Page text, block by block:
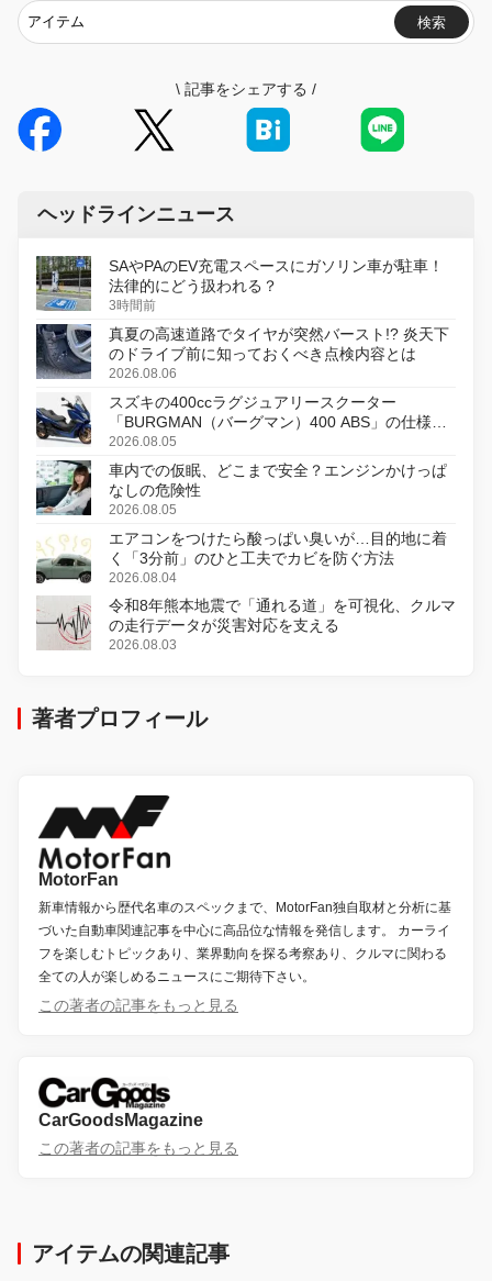
検索
\ 記事をシェアする /
ヘッドラインニュース
SAやPAのEV充電スペースにガソリン車が駐車！
法律的にどう扱われる？
3時間前
真夏の高速道路でタイヤが突然バースト!? 炎天下
のドライブ前に知っておくべき点検内容とは
2026.08.06
スズキの400ccラグジュアリースクーター
「BURGMAN（バーグマン）400 ABS」の仕様を
変更し、8月18日に発売
2026.08.05
車内での仮眠、どこまで安全？エンジンかけっぱ
なしの危険性
2026.08.05
エアコンをつけたら酸っぱい臭いが…目的地に着
く「3分前」のひと工夫でカビを防ぐ方法
2026.08.04
令和8年熊本地震で「通れる道」を可視化、クルマ
の走行データが災害対応を支える
2026.08.03
著者プロフィール
MotorFan
新車情報から歴代名車のスペックまで、MotorFan独自取材と分析に基
づいた自動車関連記事を中心に高品位な情報を発信します。 カーライ
フを楽しむトピックあり、業界動向を探る考察あり、クルマに関わる
全ての人が楽しめるニュースにご期待下さい。
この著者の記事をもっと見る
CarGoodsMagazine
この著者の記事をもっと見る
アイテムの関連記事